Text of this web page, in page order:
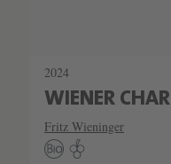
2024
WIENER
Fritz Wieninger